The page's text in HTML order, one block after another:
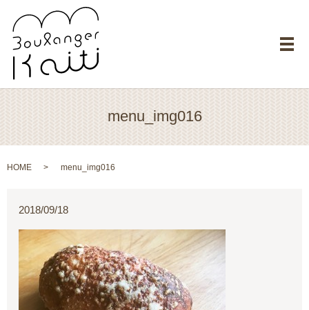
メ
menu_img016
HOME menu_img016
2018/09/18